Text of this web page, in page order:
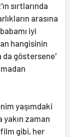
sırtlarında
arasına
iyi
hangisinin
da göstersene'
yaşımdaki
yakın zaman
gibi, her